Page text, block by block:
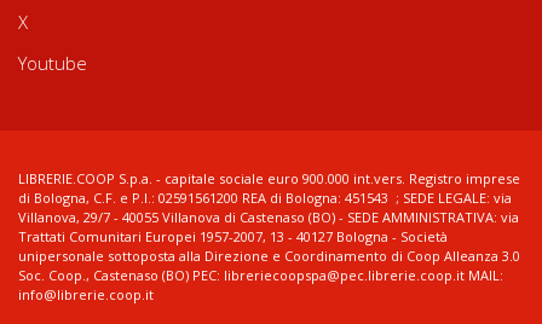
X
Youtube
LIBRERIE.COOP S.p.a. - capitale sociale euro 900.000 int.vers. Registro imprese
di Bologna, C.F. e P.I.: 02591561200 REA di Bologna: 451543 ; SEDE LEGALE: via
Villanova, 29/7 - 40055 Villanova di Castenaso (BO) - SEDE AMMINISTRATIVA: via
Trattati Comunitari Europei 1957-2007, 13 - 40127 Bologna - Società
unipersonale sottoposta alla Direzione e Coordinamento di Coop Alleanza 3.0
Soc. Coop., Castenaso (BO) PEC: libreriecoopspa@pec.librerie.coop.it MAIL:
info@librerie.coop.it